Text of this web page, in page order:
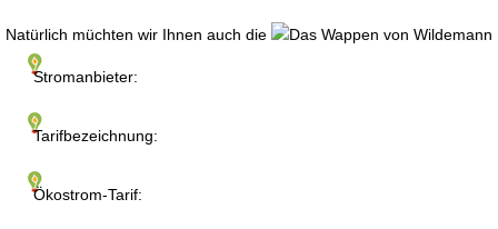
Stromanbieter:
Tarifbezeichnung:
Ökostrom-Tarif:
Natürlich müchten wir Ihnen auch die